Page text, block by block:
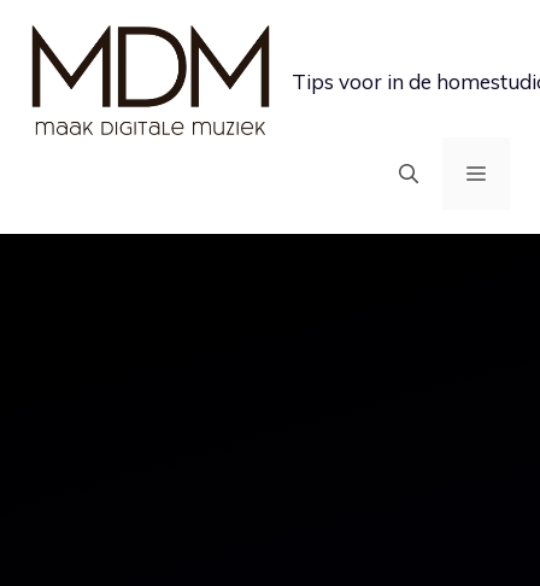
inhoud
Tips voor in de
MENU